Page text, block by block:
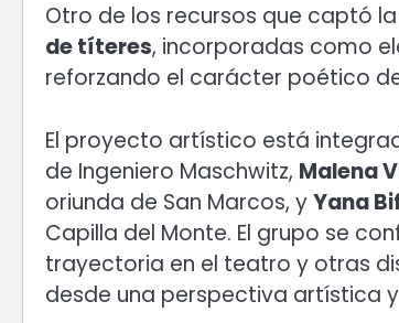
Otro de los recursos que captó
de títeres, incorporadas como
reforzando el carácter poético
El proyecto artístico está
de Ingeniero Maschwitz, Malena
oriunda de San Marcos, yYana
Capilla del Monte. El grupo se
trayectoria en el teatro y otras
desde una perspectiva artística